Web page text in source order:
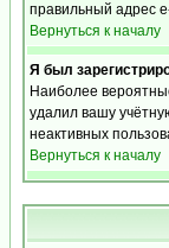
правильный адрес
Вернуться к началу
Я был
Наиболее
удалил вашу
неактивных
Вернуться к началу